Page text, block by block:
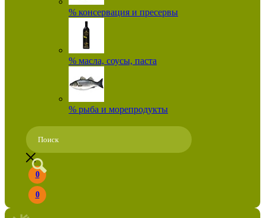
% консервация и пресервы
% масла, соусы, паста
% рыба и морепродукты
0
0